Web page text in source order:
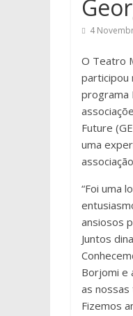
4
O Teatro
participou
programa
Future
uma
“Foi uma
ansiosos
Juntos
Borjomi e
as
Fizemos